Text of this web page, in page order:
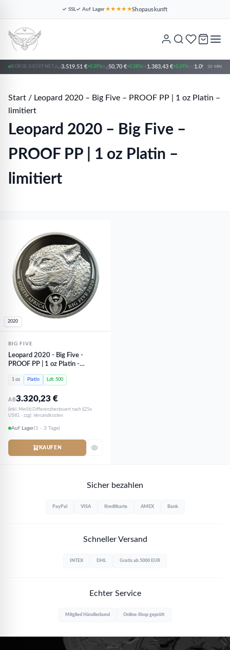
✓ SSL✓ Auf Lager ★★★★★Shopauskunft
BÖRSE GEÖFFNET Au3.519,51 €+0.29%Ag50,70 €+0.28%Pt 1.383,43 €+0.29%Pd 1.097,89 €
30 MIN
Start / Leopard 2020 – Big Five – PROOF PP | 1 oz Platin –
limitiert
Leopard 2020 – Big Five –
PROOF PP | 1 oz Platin –
limitiert
2020
BIG FIVE
Leopard 2020 - Big Five -
PROOF PP | 1 oz Platin -
limitiert
1 oz Platin Ldt. 500
AB3.320,23€
(inkl. MwSt) Differenzbesteuert nach §25a
UStG. · zzgl. Versandkosten
Auf Lager(1 - 3 Tage)
KAUFEN
Sicher bezahlen
PayPal VISA Kreditkarte AMEX Bank
Schneller Versand
INTEX DHL Gratis ab 5000 EUR
Echter Service
Mitglied Händlerbund Online-Shop geprüft